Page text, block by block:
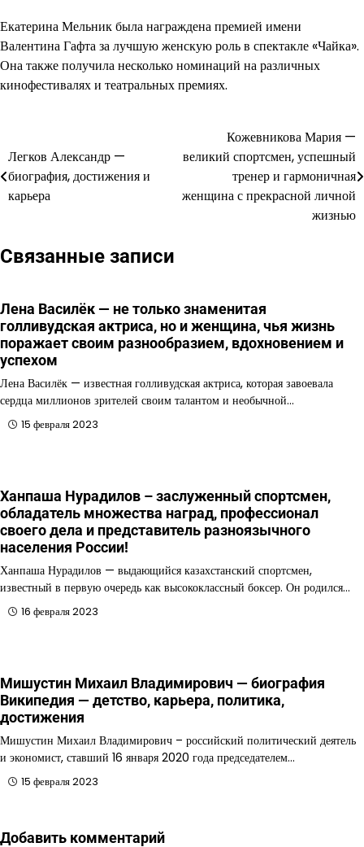
Екатерина Мельник была награждена премией имени
Валентина Гафта за лучшую женскую роль в спектакле «Чайка».
Она также получила несколько номинаций на различных
кинофестивалях и театральных премиях.
по
записям
Легков Александр —
биография, достижения и
карьера
Кожевникова Мария —
великий спортсмен, успешный
тренер и гармоничная
женщина с прекрасной личной
жизнью
Связанные записи
Лена Василёк — не только знаменитая
голливудская актриса, но и женщина, чья жизнь
поражает своим разнообразием, вдохновением и
успехом
Лена Василёк — известная голливудская актриса, которая завоевала
сердца миллионов зрителей своим талантом и необычной…
15 февраля 2023
Ханпаша Нурадилов – заслуженный спортсмен,
обладатель множества наград, профессионал
своего дела и представитель разноязычного
населения России!
Ханпаша Нурадилов — выдающийся казахстанский спортсмен,
известный в первую очередь как высококлассный боксер. Он родился…
16 февраля 2023
Мишустин Михаил Владимирович — биография
Википедия — детство, карьера, политика,
достижения
Мишустин Михаил Владимирович – российский политический деятель
и экономист, ставший 16 января 2020 года председателем…
15 февраля 2023
Добавить комментарий